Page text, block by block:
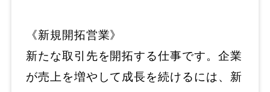
《新規開拓営業》
新たな取引先を開拓する仕事です。企業
が売上を増やして成長を続けるには、新